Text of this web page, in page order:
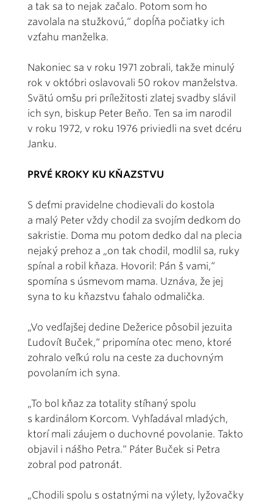
a tak sa to nejak začalo. Potom som ho
zavolala na stužkovú,“ dopĺňa počiatky ich
vzťahu manželka.
Nakoniec sa v roku 1971 zobrali, takže minulý
rok v októbri oslavovali 50 rokov manželstva.
Svätú omšu pri príležitosti zlatej svadby slávil
ich syn, biskup Peter Beňo. Ten sa im narodil
v roku 1972, v roku 1976 priviedli na svet dcéru
Janku.
PRVÉ KROKY KU KŇAZSTVU
S deťmi pravidelne chodievali do kostola
a malý Peter vždy chodil za svojím dedkom do
sakristie. Doma mu potom dedko dal na plecia
nejaký prehoz a „on tak chodil, modlil sa, ruky
spínal a robil kňaza. Hovoril: Pán š vami,“
spomína s úsmevom mama. Uznáva, že jej
syna to ku kňazstvu ťahalo odmalička.
„Vo vedľajšej dedine Dežerice pôsobil jezuita
Ľudovít Buček,“ pripomína otec meno, ktoré
zohralo veľkú rolu na ceste za duchovným
povolaním ich syna.
„To bol kňaz za totality stíhaný spolu
s kardinálom Korcom. Vyhľadával mladých,
ktorí mali záujem o duchovné povolanie. Takto
objavil i nášho Petra.“ Páter Buček si Petra
zobral pod patronát.
„Chodili spolu s ostatnými na výlety, lyžovačky